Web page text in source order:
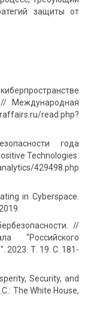
защиты от
Международная
read.php?
года
Technologies.
429498.php
in Cyberspace.
//
"Российского
2023. Т. 19. С. 181-
Security, and
The White House,